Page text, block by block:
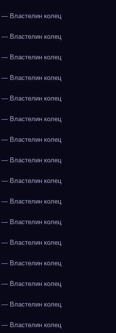
Властелин колец
Властелин колец
Властелин колец
Властелин колец
Властелин колец
Властелин колец
Властелин колец
Властелин колец
Властелин колец
Властелин колец
Властелин колец
Властелин колец
Властелин колец
Властелин колец
Властелин колец
Властелин колец